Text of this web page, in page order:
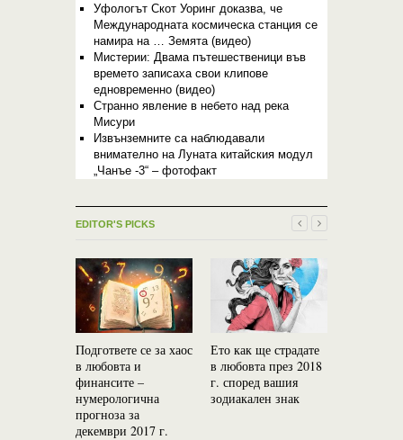
Уфологът Скот Уоринг доказва, че
Международната космическа станция се
намира на … Земята (видео)
Мистерии: Двама пътешественици във
времето записаха свои клипове
едновременно (видео)
Странно явление в небето над река
Мисури
Извънземните са наблюдавали
внимателно на Луната китайския модул
„Чанъе -3“ – фотофакт
EDITOR'S PICKS
Подгответе се за хаос
в любовта и
финансите –
нумерологична
прогноза за
декември 2017 г.
Ето как ще страдате
в любовта през 2018
г. според вашия
зодиакален знак